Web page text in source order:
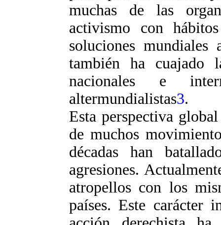
muchas de las
activismo con
soluciones
también ha cuajado
nacionales e
altermundialistas3.
Esta perspectiva
de muchos
décadas han
agresiones.
atropellos con los
países. Este carácter